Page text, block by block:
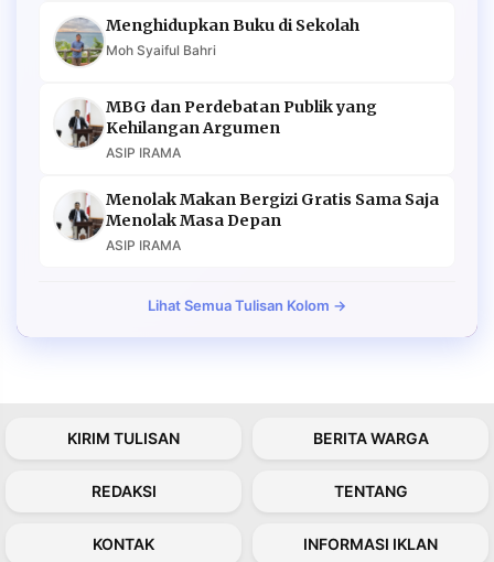
Menghidupkan Buku di Sekolah
Moh Syaiful Bahri
MBG dan Perdebatan Publik yang
Kehilangan Argumen
ASIP IRAMA
Menolak Makan Bergizi Gratis Sama Saja
Menolak Masa Depan
ASIP IRAMA
Lihat Semua Tulisan Kolom →
KIRIM TULISAN BERITA WARGA
REDAKSI TENTANG
KONTAK INFORMASI IKLAN